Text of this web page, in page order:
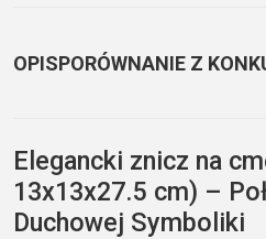
OPISPORÓWNANIE Z
Elegancki znicz na
13x13x27.5 cm) –
Duchowej Symboliki